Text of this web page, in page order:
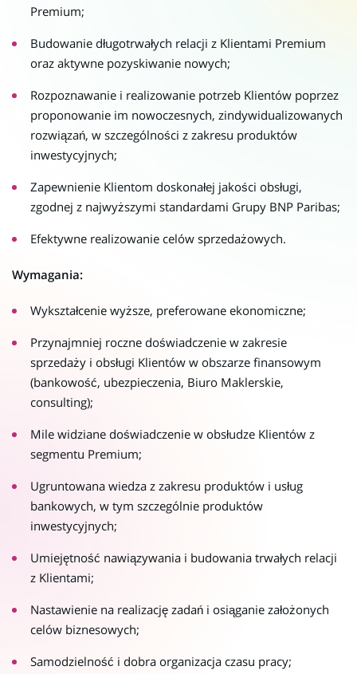
Premium;
Budowanie długotrwałych relacji z Klientami Premium
oraz aktywne pozyskiwanie nowych;
Rozpoznawanie i realizowanie potrzeb Klientów poprzez
proponowanie im nowoczesnych, zindywidualizowanych
rozwiązań, w szczególności z zakresu produktów
inwestycyjnych;
Zapewnienie Klientom doskonałej jakości obsługi,
zgodnej z najwyższymi standardami Grupy BNP Paribas;
Efektywne realizowanie celów sprzedażowych.
Wymagania:
Wykształcenie wyższe, preferowane ekonomiczne;
Przynajmniej roczne doświadczenie w zakresie
sprzedaży i obsługi Klientów w obszarze finansowym
(bankowość, ubezpieczenia, Biuro Maklerskie,
consulting);
Mile widziane doświadczenie w obsłudze Klientów z
segmentu Premium;
Ugruntowana wiedza z zakresu produktów i usług
bankowych, w tym szczególnie produktów
inwestycyjnych;
Umiejętność nawiązywania i budowania trwałych relacji
z Klientami;
Nastawienie na realizację zadań i osiąganie założonych
celów biznesowych;
Samodzielność i dobra organizacja czasu pracy;